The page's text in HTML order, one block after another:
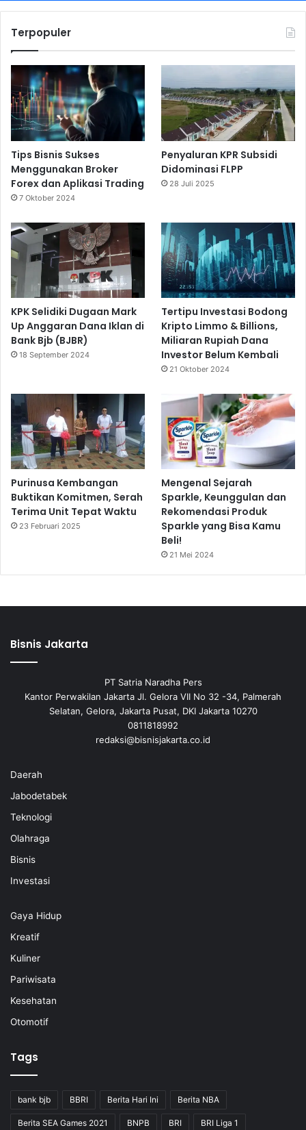
Terpopuler
Tips Bisnis Sukses
Menggunakan Broker
Forex dan Aplikasi Trading
7 Oktober 2024
Penyaluran KPR Subsidi
Didominasi FLPP
28 Juli 2025
KPK Selidiki Dugaan Mark
Up Anggaran Dana Iklan di
Bank Bjb (BJBR)
18 September 2024
Tertipu Investasi Bodong
Kripto Limmo & Billions,
Miliaran Rupiah Dana
Investor Belum Kembali
21 Oktober 2024
Purinusa Kembangan
Buktikan Komitmen, Serah
Terima Unit Tepat Waktu
23 Februari 2025
Mengenal Sejarah
Sparkle, Keunggulan dan
Rekomendasi Produk
Sparkle yang Bisa Kamu
Beli!
21 Mei 2024
Bisnis Jakarta
PT Satria Naradha Pers
Kantor Perwakilan Jakarta Jl. Gelora VII No 32 -34, Palmerah
Selatan, Gelora, Jakarta Pusat, DKI Jakarta 10270
0811818992
redaksi@bisnisjakarta.co.id
Daerah
Jabodetabek
Teknologi
Olahraga
Bisnis
Investasi
Gaya Hidup
Kreatif
Kuliner
Pariwisata
Kesehatan
Otomotif
Tags
bank bjb BBRI Berita Hari Ini Berita NBA
Berita SEA Games 2021 BNPB BRI BRI Liga 1